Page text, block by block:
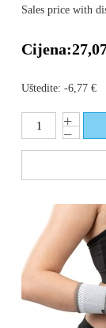
Sales price with
Cijena:
Uštedite: -6,77 €